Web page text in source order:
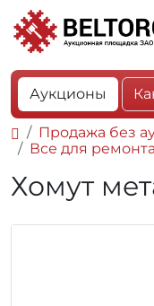
Аукционы
Продажа без
Все для ремонта
Хомут